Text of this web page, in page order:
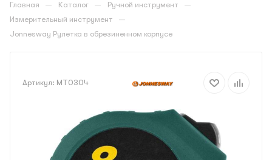
Главная — Каталог — Ручной инструмент —
Измерительный инструмент —
Jonnesway Рулетка в обрезиненном корпусе
Артикул: MT0304